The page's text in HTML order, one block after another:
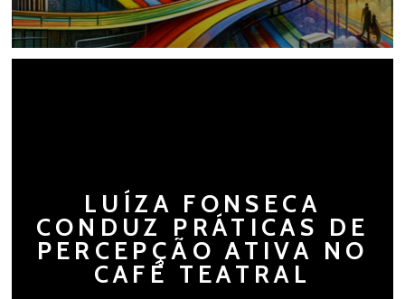
LUÍZA FONSECA
CONDUZ PRÁTICAS DE
PERCEPÇÃO ATIVA NO
CAFÉ TEATRAL